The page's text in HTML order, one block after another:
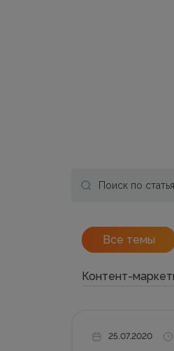
Все темы
Контент-
25.07.2020